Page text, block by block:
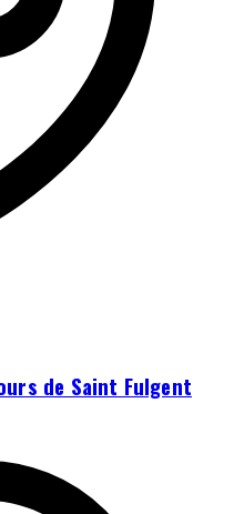
de Saint Fulgent